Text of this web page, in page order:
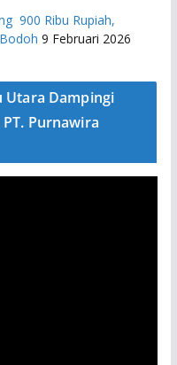
900 Ribu Rupiah,
9 Februari 2026
Utara Dampingi
Purnawira